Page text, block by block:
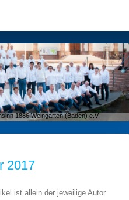
1886 Weingarten (Baden) e.V.
2017
ist allein der jeweilige Autor